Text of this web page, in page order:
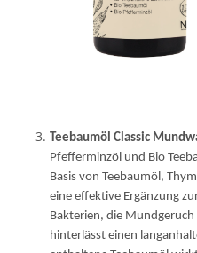
Teebaumöl Classic
Pfefferminzöl und Bio
Basis von Teebaumöl,
eine effektive Ergänzung
Bakterien, die
hinterlässt einen